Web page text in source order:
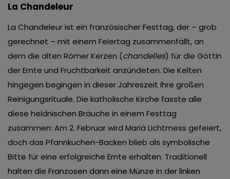
La Chandeleur
La Chandeleur ist ein französischer Festtag, der – grob
gerechnet – mit einem Feiertag zusammenfällt, an
dem die alten Römer Kerzen (chandelles) für die Göttin
der Ernte und Fruchtbarkeit anzündeten. Die Kelten
hingegen begingen in dieser Jahreszeit ihre großen
Reinigungsrituale. Die katholische Kirche fasste alle
diese heidnischen Bräuche in einem Festtag
zusammen: Am 2. Februar wird Mariä Lichtmess gefeiert,
doch das Pfannkuchen-Backen blieb als symbolische
Bitte für eine erfolgreiche Ernte erhalten. Traditionell
halten die Franzosen dann eine Münze in der linken